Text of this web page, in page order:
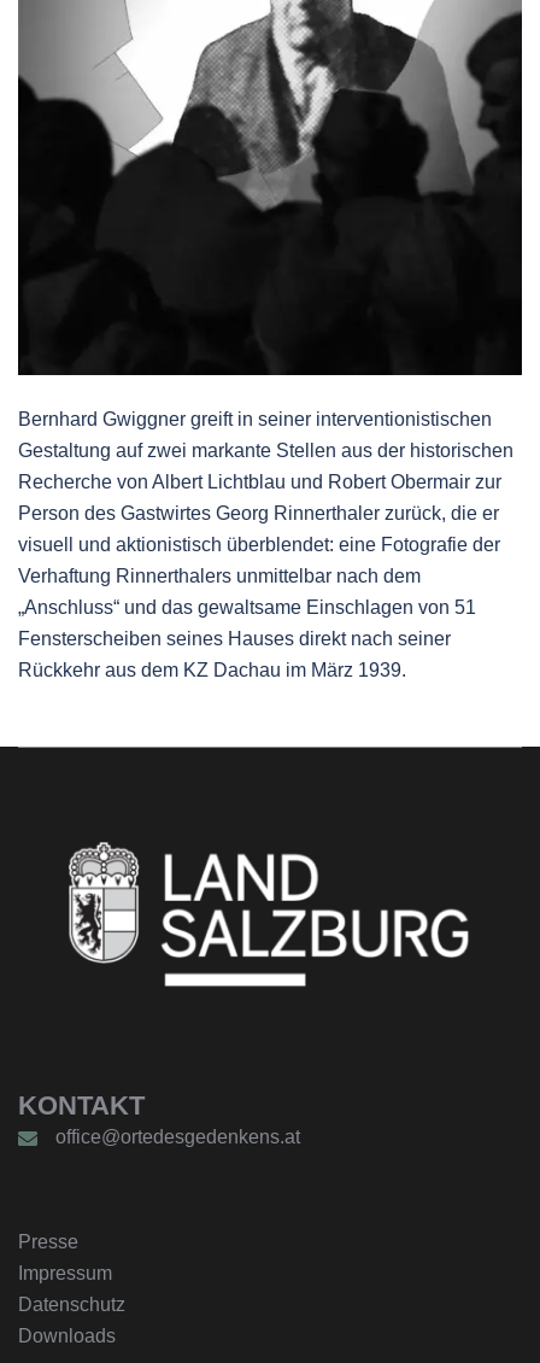
Bernhard Gwiggner greift in seiner interventionistischen
Gestaltung auf zwei markante Stellen aus der historischen
Recherche von Albert Lichtblau und Robert Obermair zur
Person des Gastwirtes Georg Rinnerthaler zurück, die er
visuell und aktionistisch überblendet: eine Fotografie der
Verhaftung Rinnerthalers unmittelbar nach dem
„Anschluss“ und das gewaltsame Einschlagen von 51
Fensterscheiben seines Hauses direkt nach seiner
Rückkehr aus dem KZ Dachau im März 1939.
KONTAKT
office@ortedesgedenkens.at
Presse
Impressum
Datenschutz
Downloads